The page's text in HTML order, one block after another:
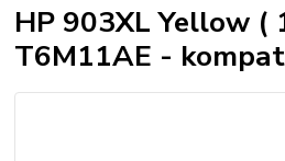
HP 903XL Yellow (
T6M11AE -